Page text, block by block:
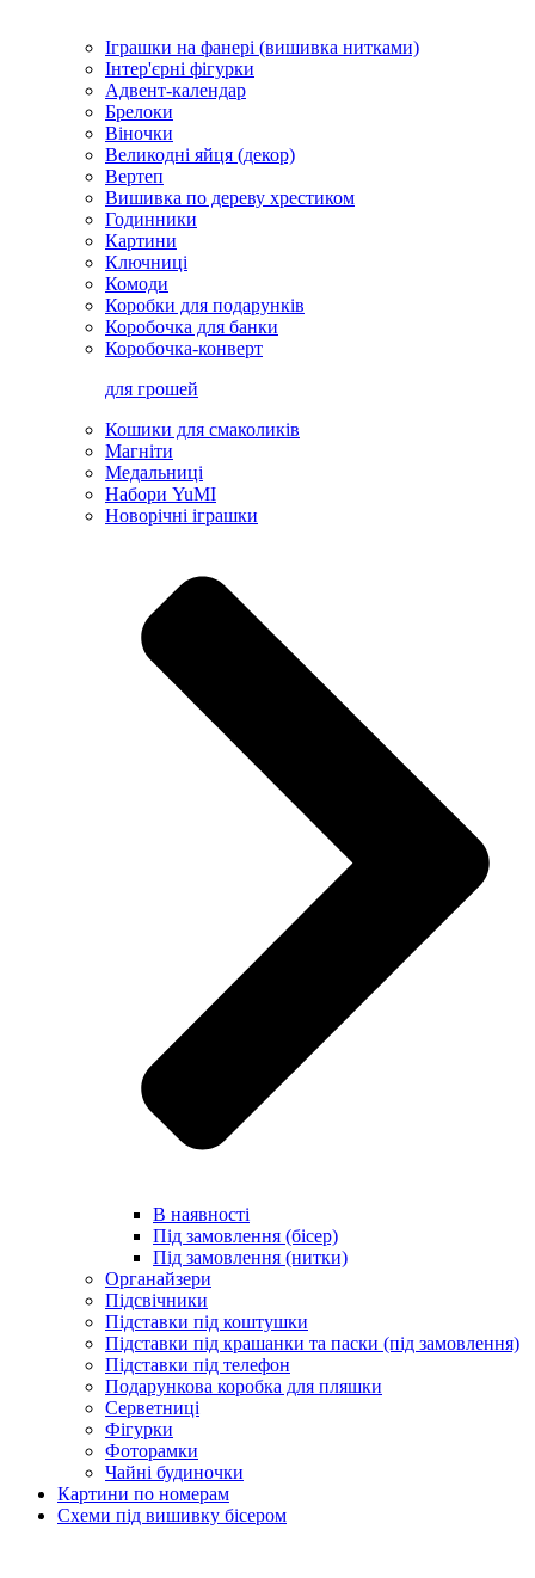
Іграшки на фанері (вишивка нитками)
Інтер'єрні фігурки
Адвент-календар
Брелоки
Віночки
Великодні яйця (декор)
Вертеп
Вишивка по дереву хрестиком
Годинники
Картини
Ключниці
Комоди
Коробки для подарунків
Коробочка для банки
Коробочка-конверт
для грошей
Кошики для смаколиків
Магніти
Медальниці
Набори YuMI
Новорічні іграшки
В наявності
Під замовлення (бісер)
Під замовлення (нитки)
Органайзери
Підсвічники
Підставки під коштушки
Підставки під крашанки та паски (під замовлення)
Підставки під телефон
Подарункова коробка для пляшки
Серветниці
Фігурки
Фоторамки
Чайні будиночки
Картини по номерам
Схеми під вишивку бісером